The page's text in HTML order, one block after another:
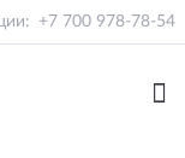
+7 700 978-78-54